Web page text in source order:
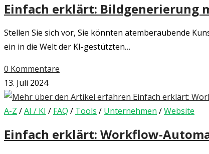
Einfach erklärt: Bildgenerierung
Stellen Sie sich vor, Sie könnten atemberaubende
ein in die Welt der KI-gestützten…
0 Kommentare
13. Juli 2024
A-Z /AI / KI / FAQ / Tools / Unternehmen /Website
Einfach erklärt: Workflow-